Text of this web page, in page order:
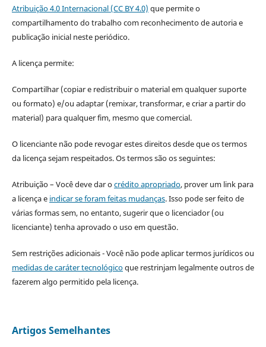
Atribuição 4.0 Internacional (CC BY 4.0) que permite o
compartilhamento do trabalho com reconhecimento de autoria e
publicação inicial neste periódico.
A licença permite:
Compartilhar (copiar e redistribuir o material em qualquer suporte
ou formato) e/ou adaptar (remixar, transformar, e criar a partir do
material) para qualquer fim, mesmo que comercial.
O licenciante não pode revogar estes direitos desde que os termos
da licença sejam respeitados. Os termos são os seguintes:
Atribuição – Você deve dar ocrédito apropriado, prover um link para
a licença e indicar se foram feitas mudanças. Isso pode ser feito de
várias formas sem, no entanto, sugerir que o licenciador (ou
licenciante) tenha aprovado o uso em questão.
Sem restrições adicionais - Você não pode aplicar termos jurídicos ou
medidas de caráter tecnológicoque restrinjam legalmente outros de
fazerem algo permitido pela licença.
Artigos Semelhantes